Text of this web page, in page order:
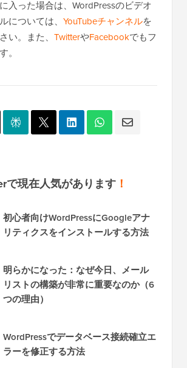
入った場合は、WordPressのビデオ
については、 YouTubeチャンネルを
い。また、 TwitterやFacebookでもフ
。
で現在人気があります ！
初心者向けWordPressにGoogleアナ
リティクスをインストールする方法
明らかになった：なぜ今日、メール
リストの構築が非常に重要なのか（6
つの理由）
WordPressでデータベース接続確立エ
ラーを修正する方法